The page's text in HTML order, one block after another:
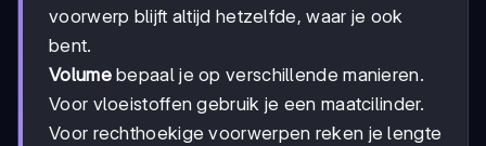
voorwerp blijft altijd hetzelfde, waar je ook
bent.
Volumebepaal je op verschillende manieren.
Voor vloeistoffen gebruik je een maatcilinder.
Voor rechthoekige voorwerpen reken je lengte